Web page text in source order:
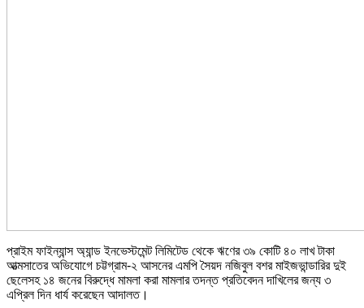
প্রাইম ফাইন্যান্স অ্যান্ড ইনভেস্টমেন্ট লিমিটেড থেকে ঋণের ৩৯ কোটি ৪০ লাখ টাকা
আত্মসাতের অভিযোগে চট্টগ্রাম-২ আসনের এমপি সৈয়দ নজিবুল বশর মাইজভান্ডারির দুই
ছেলেসহ ১৪ জনের বিরুদ্ধে মামলা করা মামলার তদন্ত প্রতিবেদন দাখিলের জন্য ৩
এপ্রিল দিন ধার্য করেছেন আদালত।